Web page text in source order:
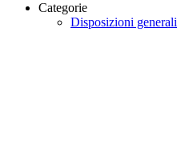
Categorie
Disposizioni generali